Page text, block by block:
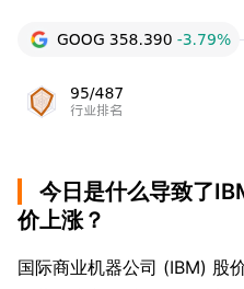
今日是什么导致了
价上涨？
国际商业机器公司 (IBM) 股